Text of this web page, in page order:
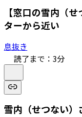
【窓口の雪内（
ターから近い
息抜き
読了まで： 3分
雪内（せつない